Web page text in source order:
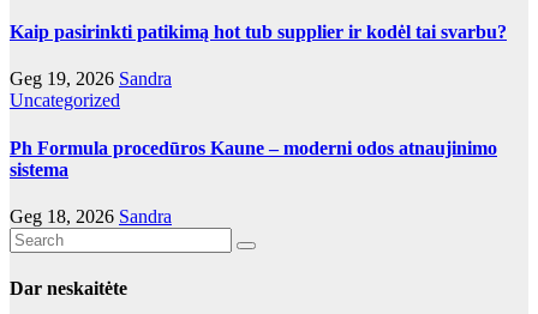
Kaip pasirinkti patikimą hot tub supplier ir kodėl tai svarbu?
Geg 19, 2026 Sandra
Uncategorized
Ph Formula procedūros Kaune – moderni odos atnaujinimo
sistema
Geg 18, 2026 Sandra
Dar neskaitėte